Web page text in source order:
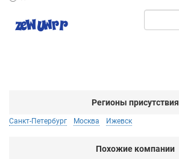
Регионы присутствия
Санкт-Петербург Москва Ижевск
Похожие компании